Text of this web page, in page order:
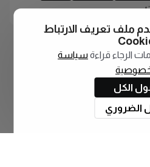
ملف تعريف الارتباط
الرجاء قراءة سياسة
الكل
الضروري